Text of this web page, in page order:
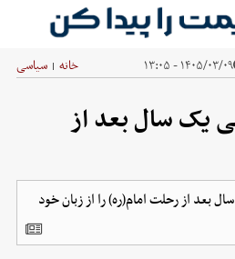
۱۴۰۵/۰۳/۰۹ - ۱۳:۰۵ خانه | سیاسی
یک سال بعد از
بعد از رحلت امام(ره) را از زبان خود